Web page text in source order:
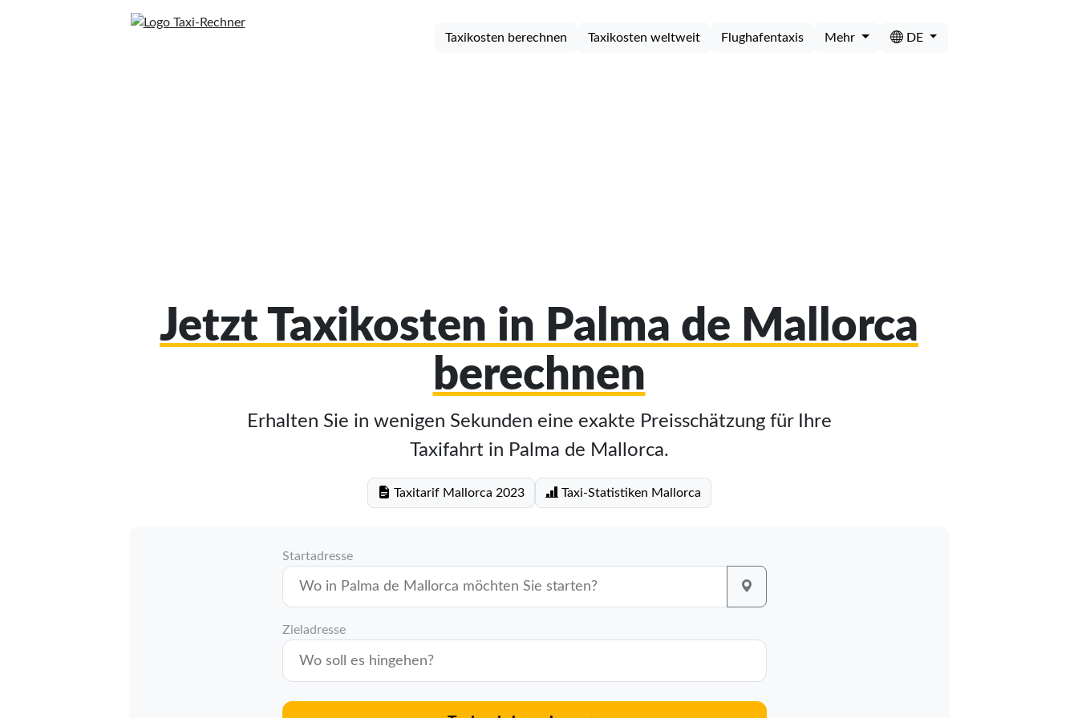
Taxikosten berechnen Taxikosten weltweit Flughafentaxis Mehr DE
Jetzt Taxikosten in Palma de Mallorca
berechnen
Erhalten Sie in wenigen Sekunden eine exakte Preisschätzung für Ihre
Taxifahrt in Palma de Mallorca.
Taxitarif Mallorca 2023 Taxi-Statistiken Mallorca
Startadresse
Zieladresse